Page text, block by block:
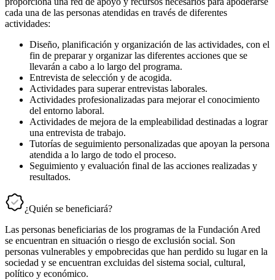
cada una de las personas atendidas en través de diferentes
actividades:
Diseño, planificación y organización de las actividades, con el
fin de preparar y organizar las diferentes acciones que se
llevarán a cabo a lo largo del programa.
Entrevista de selección y de acogida.
Actividades para superar entrevistas laborales.
Actividades profesionalizadas para mejorar el conocimiento
del entorno laboral.
Actividades de mejora de la empleabilidad destinadas a lograr
una entrevista de trabajo.
Tutorías de seguimiento personalizadas que apoyan la persona
atendida a lo largo de todo el proceso.
Seguimiento y evaluación final de las acciones realizadas y
resultados.
¿Quién se beneficiará?
Las personas beneficiarias de los programas de la Fundación Ared
se encuentran en situación o riesgo de exclusión social. Son
personas vulnerables y empobrecidas que han perdido su lugar en la
sociedad y se encuentran excluidas del sistema social, cultural,
político y económico.